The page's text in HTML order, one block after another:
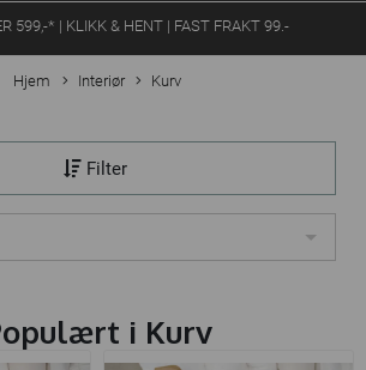
599,-* | KLIKK & HENT | FAST FRAKT 99.-
Hjem Interiør Kurv
Filter
i Kurv